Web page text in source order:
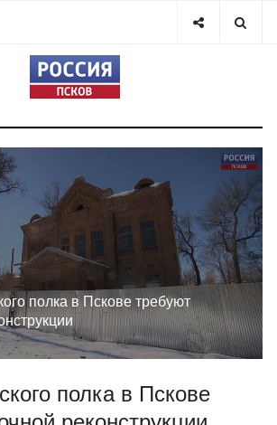
полка в Пскове требуют
полка в Пскове